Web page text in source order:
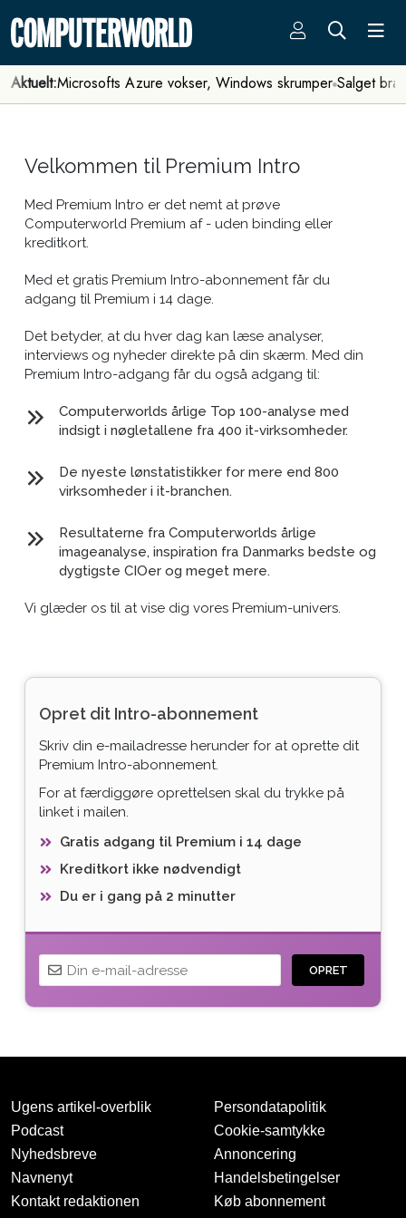
Aktuelt:Microsofts Azure vokser, Windows skrumper Salget
Velkommen til Premium Intro
Med Premium Intro er det nemt at prøve
Computerworld Premium af - uden binding eller
kreditkort.
Med et gratis Premium Intro-abonnement får du
adgang til Premium i 14 dage.
Det betyder, at du hver dag kan læse analyser,
interviews og nyheder direkte på din skærm. Med din
Premium Intro-adgang får du også adgang til:
Computerworlds årlige Top 100-analyse med
indsigt i nøgletallene fra 400 it-virksomheder.
De nyeste lønstatistikker for mere end 800
virksomheder i it-branchen.
Resultaterne fra Computerworlds årlige
imageanalyse, inspiration fra Danmarks bedste og
dygtigste CIOer og meget mere.
Vi glæder os til at vise dig vores Premium-univers.
Opret dit Intro-abonnement
Skriv din e-mailadresse herunder for at oprette dit
Premium Intro-abonnement.
For at færdiggøre oprettelsen skal du trykke på
linket i mailen.
Gratis adgang til Premium i 14 dage
Kreditkort ikke nødvendigt
Du er i gang på 2 minutter
OPRET
Tak for oprettelsen
Ugens artikel-overblik
Podcast
Nyhedsbreve
Navnenyt
Kontakt redaktionen
Persondatapolitik
Cookie-samtykke
Annoncering
Handelsbetingelser
Køb abonnement